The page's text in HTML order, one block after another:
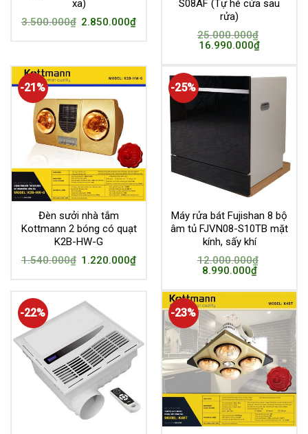
xa)
3.500.000₫ 2.850.000₫
S08AF (Tự hé cửa sau
rửa)
25.000.000₫
16.990.000₫
-21%
Đèn sưởi nhà tắm
Kottmann 2 bóng có quạt
K2B-HW-G
1.540.000₫ 1.220.000₫
-25%
Máy rửa bát Fujishan 8 bộ
âm tủ FJVN08-S10TB mặt
kính, sấy khí
12.000.000₫
8.990.000₫
-22% -23%